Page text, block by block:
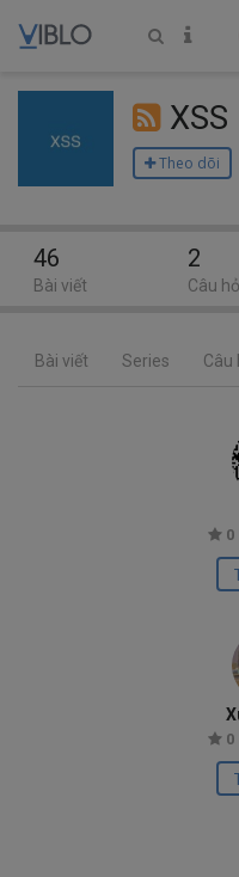
XSS
Theo dõi
Bài viết Series Câu
0
0
46
Bài viết
2
Câu